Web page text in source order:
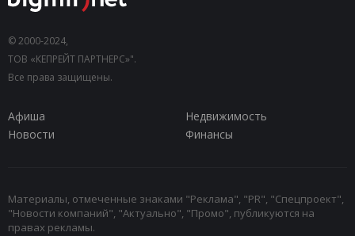
© 2000-2024,
ТОВ «КЕПРЕЙТ ПАРТНЕРС»".
Все права защищены.
Афиша
Недвижимость
Новости
Финансы
Материалы, отмеченные знаками "Реклама", "PR", "Спецпроект",
"Новости компаний", "Актуально", "Промо", публикуются на
правах рекламы.